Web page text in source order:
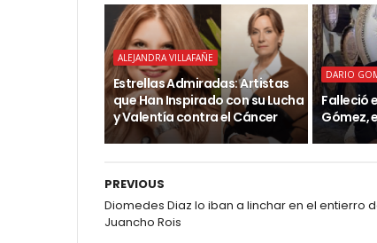
ALEJANDRA VILLAFAÑE
Estrellas Admiradas: Artistas
que Han Inspirado con su Lucha
y Valentía contra el Cáncer
DARIO
Falleció
Gómez,
PREVIOUS
Diomedes Diaz lo iban a linchar en el entierro
Juancho Rois